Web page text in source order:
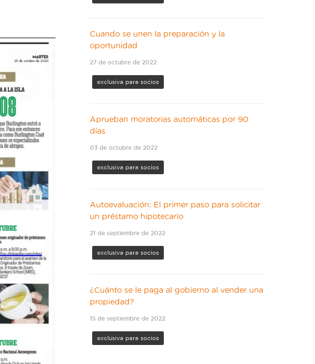
Cuando se unen la preparación y la
oportunidad
27 de octubre de 2022
exclusiva para socios
Aprueban moratorias automáticas por 90
días
03 de octubre de 2022
exclusiva para socios
Autoevaluación: El primer paso para solicitar
un préstamo hipotecario
21 de septiembre de 2022
exclusiva para socios
¿Cuánto se le paga al gobierno al vender una
propiedad?
15 de septiembre de 2022
exclusiva para socios